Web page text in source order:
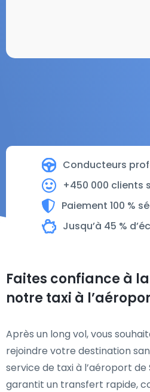
Conducteurs
+450 000 clients
Paiement 100 %
Jusqu’à 45 %
Faites confiance à
notre taxi à
Après un long vol, vous
rejoindre votre destination
service de taxi à l’aéroport de
garantit un transfert rapide,